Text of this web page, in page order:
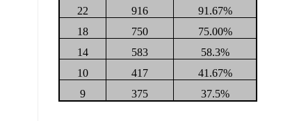
22
916
91.67%
18
750
75.00%
14
583
58.3%
10
417
41.67%
9
375 37.5%